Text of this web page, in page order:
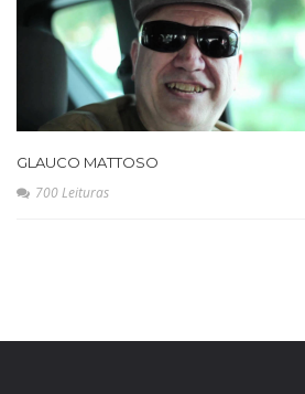
GLAUCO MATTOSO
700 Leituras